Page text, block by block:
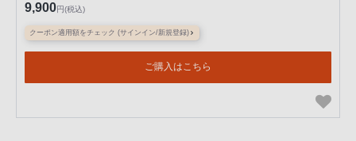
9,900円(税込)
クーポン適用額をチェック (サインイン/新規登録)
ご購入はこちら